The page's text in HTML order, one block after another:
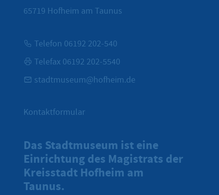
65719 Hofheim am Taunus
Telefon 06192 202-540
Telefax 06192 202-5540
stadtmuseum@hofheim.de
Kontaktformular
Das Stadtmuseum ist eine
Einrichtung des Magistrats der
Kreisstadt Hofheim am
Taunus.